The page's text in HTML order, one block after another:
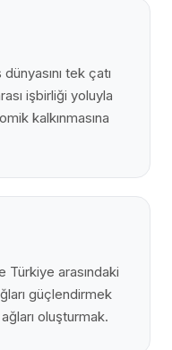
tek çatı
işbirliği yoluyla
kalkınmasına
Türkiye arasındaki
güçlendirmek
oluşturmak.